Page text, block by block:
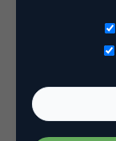
Wanneer
zoeken in de
klanten.
marketeers.